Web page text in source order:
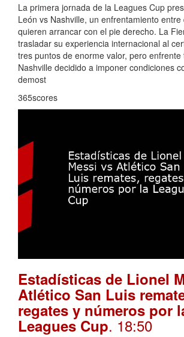
La primera jornada de la Leagues Cup
León vs Nashville, un enfrentamiento
quieren arrancar con el pie derecho. La
trasladar su experiencia internacional al
tres puntos de enorme valor, pero enfrente
Nashville decidido a imponer condiciones
demost
365scores
Estadísticas de Lionel
Atlético San Luis
regates y números por
Leagues Cup. 18:50